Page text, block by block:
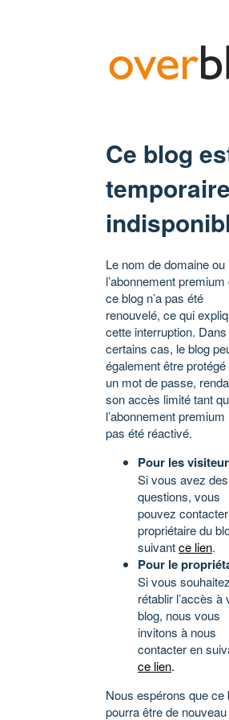
Ce blog
Le nom de domaine ou
l’abonnement premium
ce blog n’a pas été
renouvelé, ce qui
cette interruption. Dans
certains cas, le blog
également être protégé
un mot de passe,
son accès limité tant
l’abonnement premium
pas été réactivé.
Pour les
Si vous avez des
questions, vous
pouvez
propriétaire du
suivantce lien.
Pour le
Si vous souhaitez
rétablir l’accès à
blog, nous vous
invitons à nous
contacter en
ce lien.
Nous espérons que ce
pourra être de nouveau